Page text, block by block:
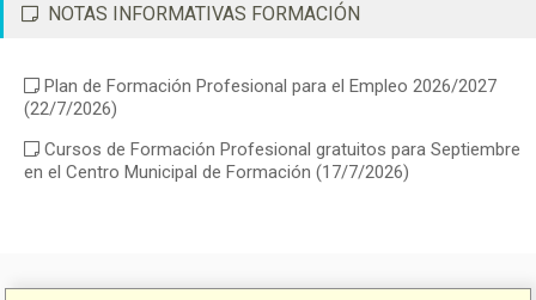
NOTAS INFORMATIVAS FORMACIÓN
Plan de Formación Profesional para el Empleo 2026/2027
(22/7/2026)
Cursos de Formación Profesional gratuitos para Septiembre
en el Centro Municipal de Formación (17/7/2026)